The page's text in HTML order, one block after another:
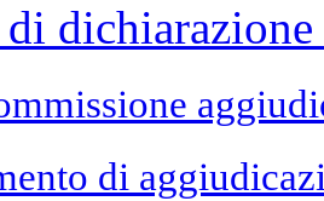
di